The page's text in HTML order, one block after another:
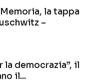
la tappa
–
la democrazia”, il
il...